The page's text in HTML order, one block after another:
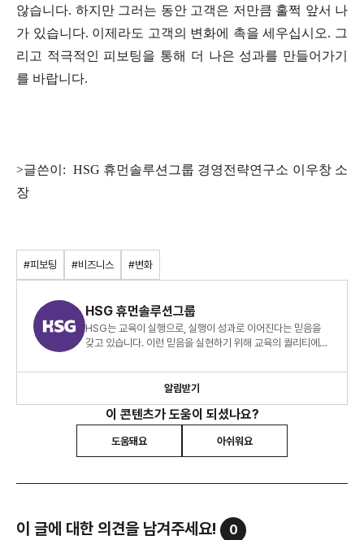
않습니다. 하지만 그러는 동안 고객은 저만큼 훌쩍 앞서 나
가 있습니다. 이제라도 고객의 변화에 촉을 세우십시오. 그
리고 적극적인 피보팅을 통해 더 나은 성과를 만들어가기
를 바랍니다.
>글쓴이: HSG 휴먼솔루션그룹 경영전략연구소 이우창 소
장
#피보팅 #비즈니스 #변화
HSG 휴먼솔루션그룹
HSG는 교육이 실행으로, 실행이 성과로 이어진다는 믿음을
갖고 있습니다. 이런 믿음을 실현하기 위해 교육의 퀄리티에
개발합니다
알림받기
이 콘텐츠가 도움이 되셨나요?
도움돼요 아쉬워요
이 글에 대한 의견을 남겨주세요! 0